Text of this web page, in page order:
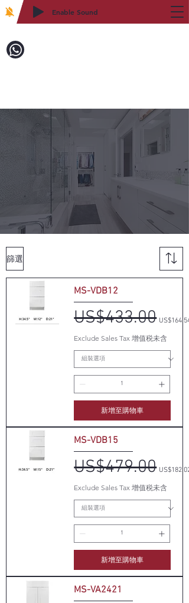
Enable Sound
篩選
MS-VDB12
一般價格
US$433.00 US$164.54
Exclude Sales Tax 增值税未含
新增至購物車
MS-VDB15
一般價格
US$479.00 US$182.02
Exclude Sales Tax 增值税未含
新增至購物車
MS-VA2421